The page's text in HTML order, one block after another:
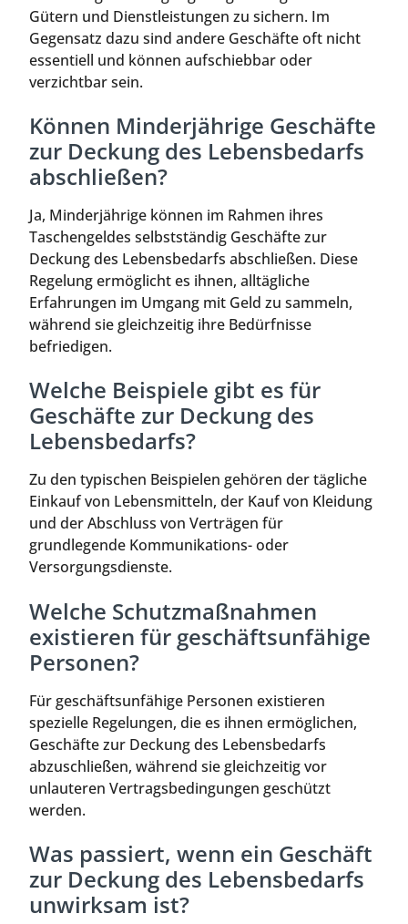
Gütern und Dienstleistungen zu sichern. Im
Gegensatz dazu sind andere Geschäfte oft nicht
essentiell und können aufschiebbar oder
verzichtbar sein.
Können Minderjährige Geschäfte
zur Deckung des Lebensbedarfs
abschließen?
Ja, Minderjährige können im Rahmen ihres
Taschengeldes selbstständig Geschäfte zur
Deckung des Lebensbedarfs abschließen. Diese
Regelung ermöglicht es ihnen, alltägliche
Erfahrungen im Umgang mit Geld zu sammeln,
während sie gleichzeitig ihre Bedürfnisse
befriedigen.
Welche Beispiele gibt es für
Geschäfte zur Deckung des
Lebensbedarfs?
Zu den typischen Beispielen gehören der tägliche
Einkauf von Lebensmitteln, der Kauf von Kleidung
und der Abschluss von Verträgen für
grundlegende Kommunikations- oder
Versorgungsdienste.
Welche Schutzmaßnahmen
existieren für geschäftsunfähige
Personen?
Für geschäftsunfähige Personen existieren
spezielle Regelungen, die es ihnen ermöglichen,
Geschäfte zur Deckung des Lebensbedarfs
abzuschließen, während sie gleichzeitig vor
unlauteren Vertragsbedingungen geschützt
werden.
Was passiert, wenn ein Geschäft
zur Deckung des Lebensbedarfs
unwirksam ist?